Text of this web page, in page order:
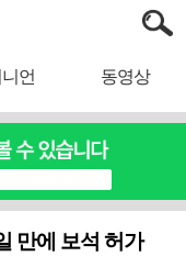
언 동영상
만에 보석 허가